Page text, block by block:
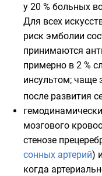
у 20 % больных
Для всех
риск эмболии
принимаются
примерно в 2 %
инсультом; чаще
после развития
мозгового
стенозе
сонных артерий)
когда